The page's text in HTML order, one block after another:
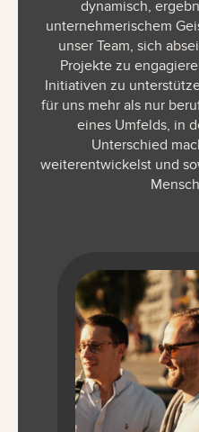
dynamisch,
unternehmerischem
unser Team, sich
Projekte zu
Initiativen zu
für uns mehr als nur
eines Umfelds, in
Unterschied
weiterentwickelst und